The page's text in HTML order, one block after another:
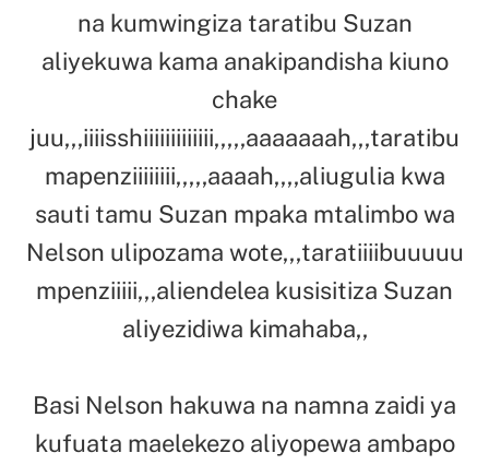
na kumwingiza taratibu Suzan
aliyekuwa kama anakipandisha kiuno
chake
juu,,,iiiisshiiiiiiiiiiiii,,,,,aaaaaaah,,,taratibu
mapenziiiiiiii,,,,,aaaah,,,,aliugulia kwa
sauti tamu Suzan mpaka mtalimbo wa
Nelson ulipozama wote,,,taratiiiibuuuuu
mpenziiiii,,,aliendelea kusisitiza Suzan
aliyezidiwa kimahaba,,
Basi Nelson hakuwa na namna zaidi ya
kufuata maelekezo aliyopewa ambapo